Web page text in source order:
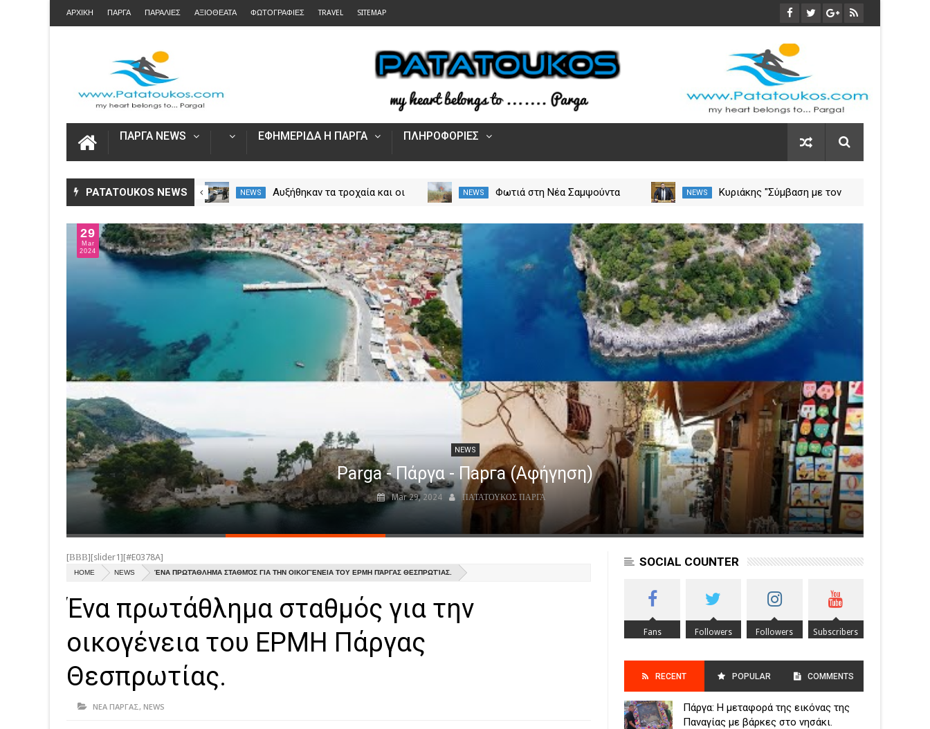
ΑΡΧΙΚΗ ΠΑΡΓΑ ΠΑΡΑΛΙΕΣ ΑΞΙΟΘΕΑΤΑ ΦΩΤΟΓΡΑΦΙΕΣ TRAVEL SITEMAP
ΠΑΡΓΑ NEWS ΕΦΗΜΕΡΙΔΑ Η ΠΑΡΓΑ ΠΛΗΡΟΦΟΡΙΕΣ
PATATOUKOS NEWS
Άνοιξε η πλατφόρμα myAGRO
για τις αγροτικές ενισχύσεις
Ενιαία Αίτηση Ενίσχυσης
NEWS
Αυξήθηκαν τα τροχαία και οι
NEWS
Φωτιά στη Νέα Σαμψούντα
NEWS
Κυριάκης "Σύμβαση με τον
χρηματοδότηση της
λειτουργίας του"
29
Mar
2024
NEWS
Parga - Πάργα - Парга (Αφήγηση)
Mar 29, 2024 ΠΑΤΑΤΟΥΚΟΣ ΠΑΡΓΑ
[ΒΒΒ][slider1][#E0378A]
HOME NEWS ΈΝΑ ΠΡΩΤΆΘΛΗΜΑ ΣΤΑΘΜΌΣ ΓΙΑ ΤΗΝ ΟΙΚΟΓΈΝΕΙΑ ΤΟΥ ΕΡΜΗ ΠΆΡΓΑΣ ΘΕΣΠΡΩΤΊΑΣ.
Ένα πρωτάθλημα σταθμός για την
οικογένεια του ΕΡΜΗ Πάργας
Θεσπρωτίας.
ΝΕΑ ΠΑΡΓΑΣ, NEWS
SOCIAL COUNTER
Fans Followers Followers Subscribers
RECENT POPULAR
POSTS
COMMENTS
Πάργα: Η μεταφορά της εικόνας της
Παναγίας με βάρκες στο νησάκι.